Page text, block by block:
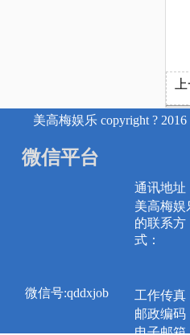
美高梅娱乐 copyright ?
微信平台
微信号:qddxjob
通讯地址
美高梅娱
的联系方
式：
工作传真
邮政编码
电子邮箱